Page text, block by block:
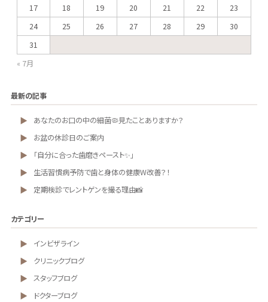
« 7月
17
18 19 20 21 22
23
24
25 26 27 28 29
30
31
最新の記事
あなたのお口の中の細菌🦠見たことありますか？
お盆の休診日のご案内
「自分に合った歯磨きペースト✨」
生活習慣病予防で歯と身体の健康W改善？！
定期検診でレントゲンを撮る理由📸
カテゴリー
インビザライン
クリニックブログ
スタッフブログ
ドクターブログ